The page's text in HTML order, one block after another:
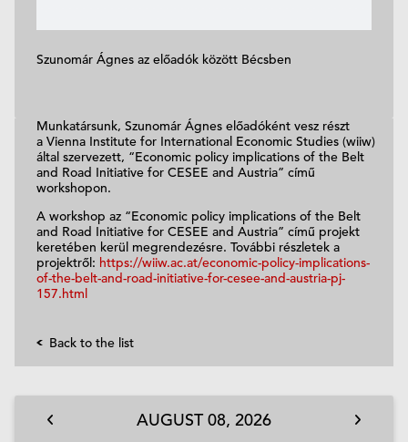
Szunomár Ágnes az előadók között Bécsben
Munkatársunk, Szunomár Ágnes előadóként vesz részt
a Vienna Institute for International Economic Studies (wiiw)
által szervezett, “Economic policy implications of the Belt
and Road Initiative for CESEE and Austria” című
workshopon.
A workshop az “Economic policy implications of the Belt
and Road Initiative for CESEE and Austria” című projekt
keretében kerül megrendezésre. További részletek a
projektről: https://wiiw.ac.at/economic-policy-implications-
of-the-belt-and-road-initiative-for-cesee-and-austria-pj-
157.html
Back to the list
AUGUST08, 2026